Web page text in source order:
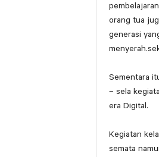
orang tua
generasi
Sementara
– sela
era Digital.
Kegiatan
semata